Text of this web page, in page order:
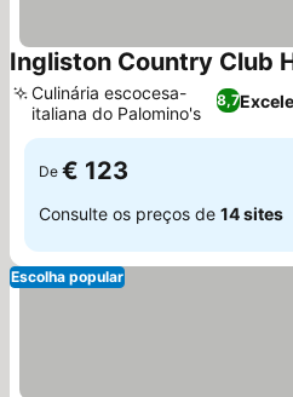
Ingliston Country Club
8,7
Culinária escocesa-
italiana do Palomino's
De € 123
Consulte os preços de 14 sites
Escolha popular